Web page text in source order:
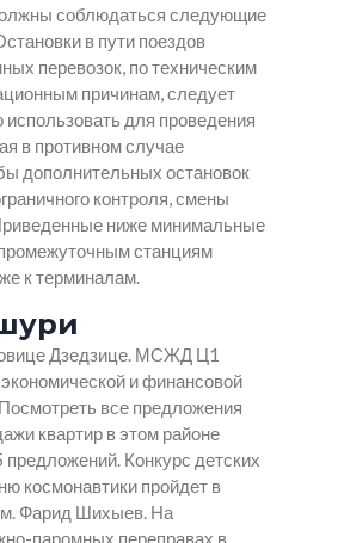
соблюдаться следующие
в пути поездов
перевозок, по техническим
причинам, следует
для проведения
в противном случае
дополнительных остановок
контроля, смены
ниже минимальные
станциям
к терминалам.
Дзедзице. МСЖД Ц1
и финансовой
все предложения
квартир в этом районе
Конкурс детских
космонавтики пройдет в
Фарид Шихыев. На
паромных переправах в